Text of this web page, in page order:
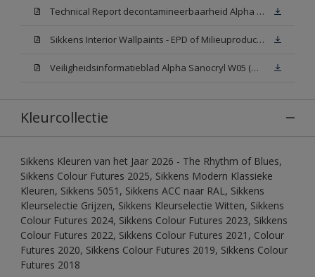
Technical Report decontamineerbaarheid Alpha Sanocryl
Sikkens Interior Wallpaints - EPD of Milieuproductverklaring
Veiligheidsinformatieblad Alpha Sanocryl W05 (MSDS)
Kleurcollectie
Sikkens Kleuren van het Jaar 2026 - The Rhythm of Blues,
Sikkens Colour Futures 2025, Sikkens Modern Klassieke
Kleuren, Sikkens 5051, Sikkens ACC naar RAL, Sikkens
Kleurselectie Grijzen, Sikkens Kleurselectie Witten, Sikkens
Colour Futures 2024, Sikkens Colour Futures 2023, Sikkens
Colour Futures 2022, Sikkens Colour Futures 2021, Colour
Futures 2020, Sikkens Colour Futures 2019, Sikkens Colour
Futures 2018